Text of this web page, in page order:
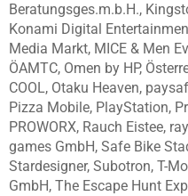
Beratungsges.m.b.H.,
Konami Digital
Media Markt, MICE & Men
ÖAMTC, Omen by HP,
COOL, Otaku Heaven,
Pizza Mobile, PlayStation,
PROWORX, Rauch Eistee,
games GmbH, Safe Bike
Stardesigner, Subotron, T-
GmbH, The Escape Hunt